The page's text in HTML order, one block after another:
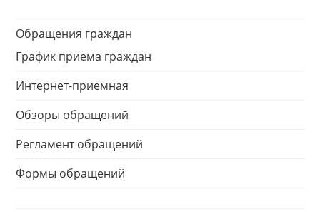
Обращения граждан
График приема граждан
Интернет-приемная
Обзоры обращений
Регламент обращений
Формы обращений